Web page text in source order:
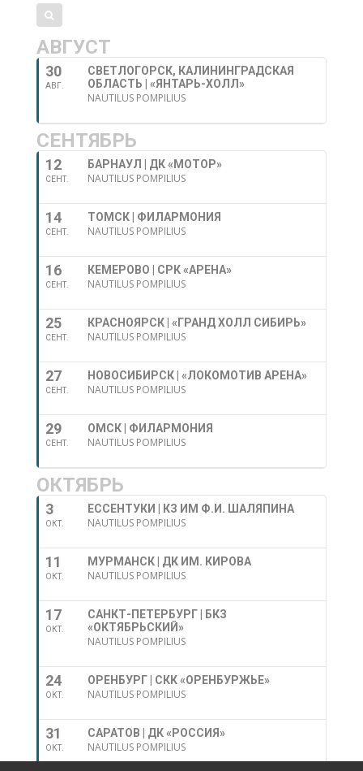
АВГУСТ
30
АВГ.
СВЕТЛОГОРСК, КАЛИНИНГРАДСКАЯ
ОБЛАСТЬ | «ЯНТАРЬ-ХОЛЛ»
NAUTILUS POMPILIUS
СЕНТЯБРЬ
12
СЕНТ.
БАРНАУЛ | ДК «МОТОР»
NAUTILUS POMPILIUS
14
СЕНТ.
ТОМСК | ФИЛАРМОНИЯ
NAUTILUS POMPILIUS
16
СЕНТ.
КЕМЕРОВО | СРК «АРЕНА»
NAUTILUS POMPILIUS
25
СЕНТ.
КРАСНОЯРСК | «ГРАНД ХОЛЛ СИБИРЬ»
NAUTILUS POMPILIUS
27
СЕНТ.
НОВОСИБИРСК | «ЛОКОМОТИВ АРЕНА»
NAUTILUS POMPILIUS
29
СЕНТ.
ОМСК | ФИЛАРМОНИЯ
NAUTILUS POMPILIUS
ОКТЯБРЬ
3
ОКТ.
ЕССЕНТУКИ | КЗ ИМ Ф.И. ШАЛЯПИНА
NAUTILUS POMPILIUS
11
ОКТ.
МУРМАНСК | ДК ИМ. КИРОВА
NAUTILUS POMPILIUS
17
ОКТ.
САНКТ-ПЕТЕРБУРГ | БКЗ
«ОКТЯБРЬСКИЙ»
NAUTILUS POMPILIUS
24
ОКТ.
ОРЕНБУРГ | СКК «ОРЕНБУРЖЬЕ»
NAUTILUS POMPILIUS
31
ОКТ.
САРАТОВ | ДК «РОССИЯ»
NAUTILUS POMPILIUS